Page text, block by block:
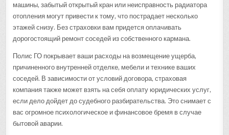
машины, забытый открытый кран или неисправность радиатора
отопления могут привести к тому, что пострадает несколько
этажей снизу. Без страховки вам придется оплачивать
дорогостоящий ремонт соседей из собственного кармана.
Полис ГО покрывает ваши расходы на возмещение ущерба,
причиненного внутренней отделке, мебели и технике ваших
соседей. В зависимости от условий договора, страховая
компания также может взять на себя оплату юридических услуг,
если дело дойдет до судебного разбирательства. Это снимает с
вас огромное психологическое и финансовое бремя в случае
бытовой аварии.